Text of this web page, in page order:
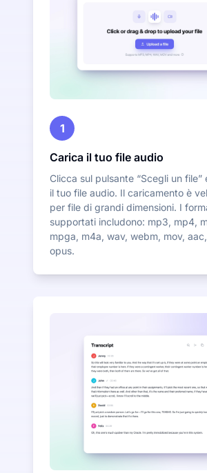
1
Carica il tuo file audio
Clicca sul pulsante “Scegli un file”
il tuo file audio. Il caricamento è
per file di grandi dimensioni. I
supportati includono: mp3, mp4,
mpga, m4a, wav, webm, mov,
opus.